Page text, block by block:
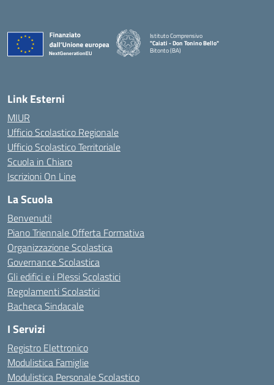
Istituto Comprensivo
"Caiati - Don Tonino Bello"
Bitonto (BA)
Link Esterni
MIUR
Ufficio Scolastico Regionale
Ufficio Scolastico Territoriale
Scuola in Chiaro
Iscrizioni On Line
La Scuola
Benvenuti!
Piano Triennale Offerta Formativa
Organizzazione Scolastica
Governance Scolastica
Gli edifici e i Plessi Scolastici
Regolamenti Scolastici
Bacheca Sindacale
I Servizi
Registro Elettronico
Modulistica Famiglie
Modulistica Personale Scolastico